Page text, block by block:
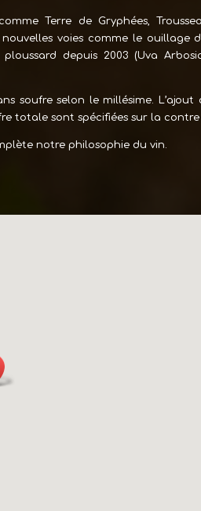
Terre de Gryphées,
voies comme le ouillage
depuis 2003 (Uva
soufre selon le millésime.
totale sont spécifiées sur la
notre philosophie du vin.